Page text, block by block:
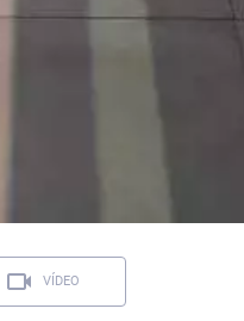
VÍDEO